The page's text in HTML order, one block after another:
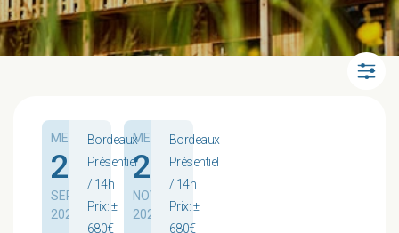
MER.
23
SEPT.
2026
Bordeaux
Présentiel
/ 14h
Prix: ±
680€
MER.
25
NOV.
2026
Bordeaux
Présentiel
/ 14h
Prix: ±
680€